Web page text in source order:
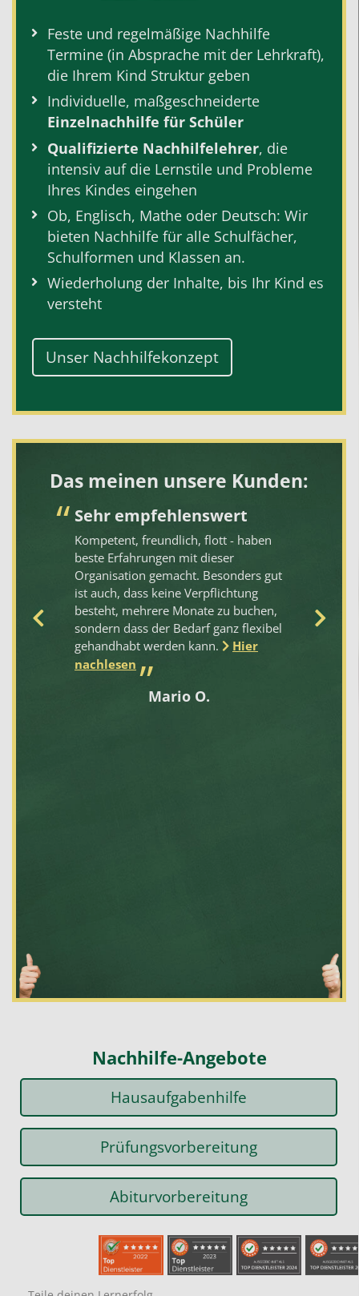
Feste und regelmäßige Nachhilfe
Termine(in Absprache mit der Lehrkraft),
die Ihrem Kind Struktur geben
Individuelle, maßgeschneiderte
Einzelnachhilfe für Schüler
Qualifizierte Nachhilfelehrer, die
intensiv auf die Lernstile und Probleme
Ihres Kindes eingehen
Ob, Englisch, Mathe oder Deutsch: Wir
bieten Nachhilfe für alle Schulfächer,
Schulformen und Klassen an.
Wiederholung der Inhalte, bis Ihr Kind es
versteht
Unser Nachhilfekonzept
Das meinen unsere Kunden:
Sehr empfehlenswert
Kompetent, freundlich, flott - haben
beste Erfahrungen mit dieser
Organisation gemacht. Besonders gut
ist auch, dass keine Verpflichtung
besteht, mehrere Monate zu buchen,
sondern dass der Bedarf ganz flexibel
gehandhabt werden kann.
Hier
nachlesen
Mario O.
Nachhilfe-Angebote
Hausaufgabenhilfe
Prüfungsvorbereitung
Abiturvorbereitung